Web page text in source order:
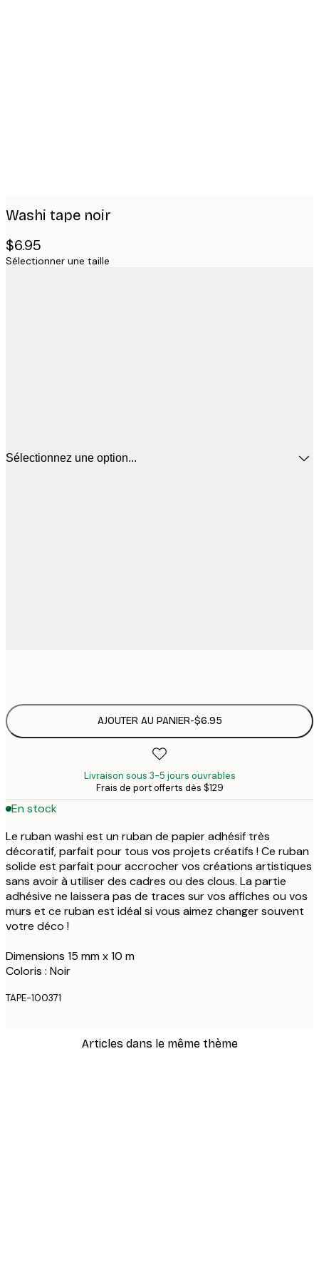
Washi tape noir
$6.95
Sélectionner une taille
Sélectionnez une option...
AJOUTER AU PANIER-$6.95
Livraison sous 3-5 jours ouvrables
Frais de port offerts dès $129
En stock
Le ruban washi est un ruban de papier adhésif très
décoratif, parfait pour tous vos projets créatifs ! Ce ruban
solide est parfait pour accrocher vos créations artistiques
sans avoir à utiliser des cadres ou des clous. La partie
adhésive ne laissera pas de traces sur vos affiches ou vos
murs et ce ruban est idéal si vous aimez changer souvent
votre déco !
Dimensions 15 mm x 10 m
Coloris : Noir
TAPE-100371
Articles dans le même thème